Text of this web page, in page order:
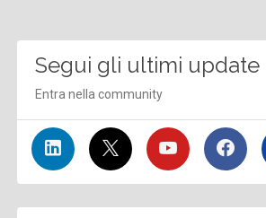
Segui gli ultimi update
Entra nella community